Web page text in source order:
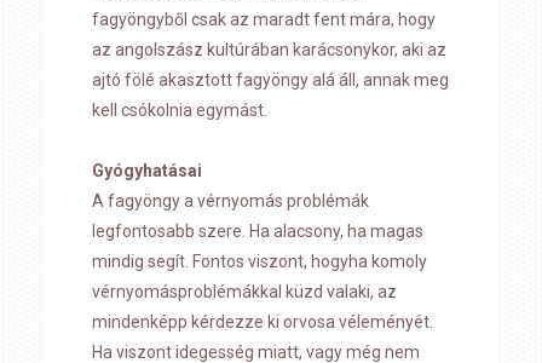
fagyöngyből csak az maradt fent mára, hogy
az angolszász kultúrában karácsonykor, aki az
ajtó fölé akasztott fagyöngy alá áll, annak meg
kell csókolnia egymást.
Gyógyhatásai
A fagyöngy a vérnyomás problémák
legfontosabb szere. Ha alacsony, ha magas
mindig segít. Fontos viszont, hogyha komoly
vérnyomásproblémákkal küzd valaki, az
mindenképp kérdezze ki orvosa véleményét.
Ha viszont idegesség miatt, vagy még nem